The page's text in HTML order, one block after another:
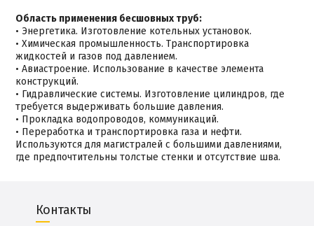
Область применения бесшовных труб:
• Энергетика. Изготовление котельных установок.
• Химическая промышленность. Транспортировка
жидкостей и газов под давлением.
• Авиастроение. Использование в качестве элемента
конструкций.
• Гидравлические системы. Изготовление цилиндров, где
требуется выдерживать большие давления.
• Прокладка водопроводов, коммуникаций.
• Переработка и транспортировка газа и нефти.
Используются для магистралей с большими давлениями,
где предпочтительны толстые стенки и отсутствие шва.
Контакты